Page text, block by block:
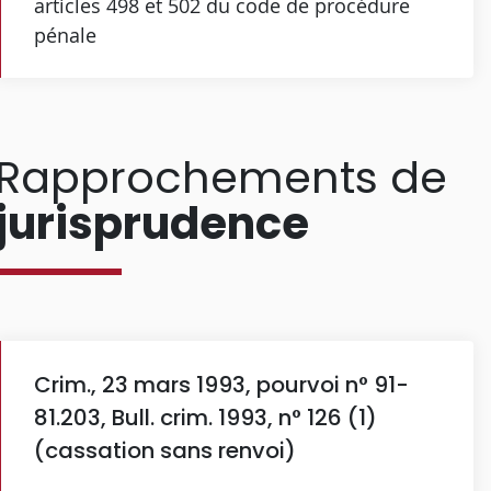
articles 498 et 502 du code de procédure
pénale
de
Crim., 23 mars 1993, pourvoi n° 91-
81.203, Bull. crim. 1993, n° 126 (1)
(cassation sans renvoi)